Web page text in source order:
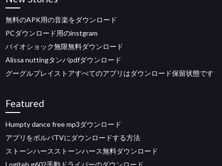
無料のAPK用の音楽をダウンロード
PCダウンロード用のinstgram
バイオショック無限無料ダウンロード
Alissa nuttingタンパpdfダウンロード
グーグルプレイストアすべてのアプリはダウンロード保留状態です
Featured
Humpty dance free mp3ダウンロード
アプリをボルバTVにダウンロードする方法
ストーンハースストーンハース無料ダウンロード
Logiteh g602手動ドライバーのダウンロード